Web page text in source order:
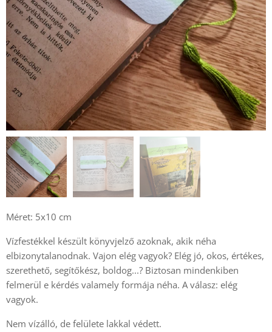
Méret: 5x10 cm
Vízfestékkel készült könyvjelző azoknak, akik néha
elbizonytalanodnak. Vajon elég vagyok? Elég jó, okos, értékes,
szerethető, segítőkész, boldog...? Biztosan mindenkiben
felmerül e kérdés valamely formája néha. A válasz: elég
vagyok.
Nem vízálló, de felülete lakkal védett.